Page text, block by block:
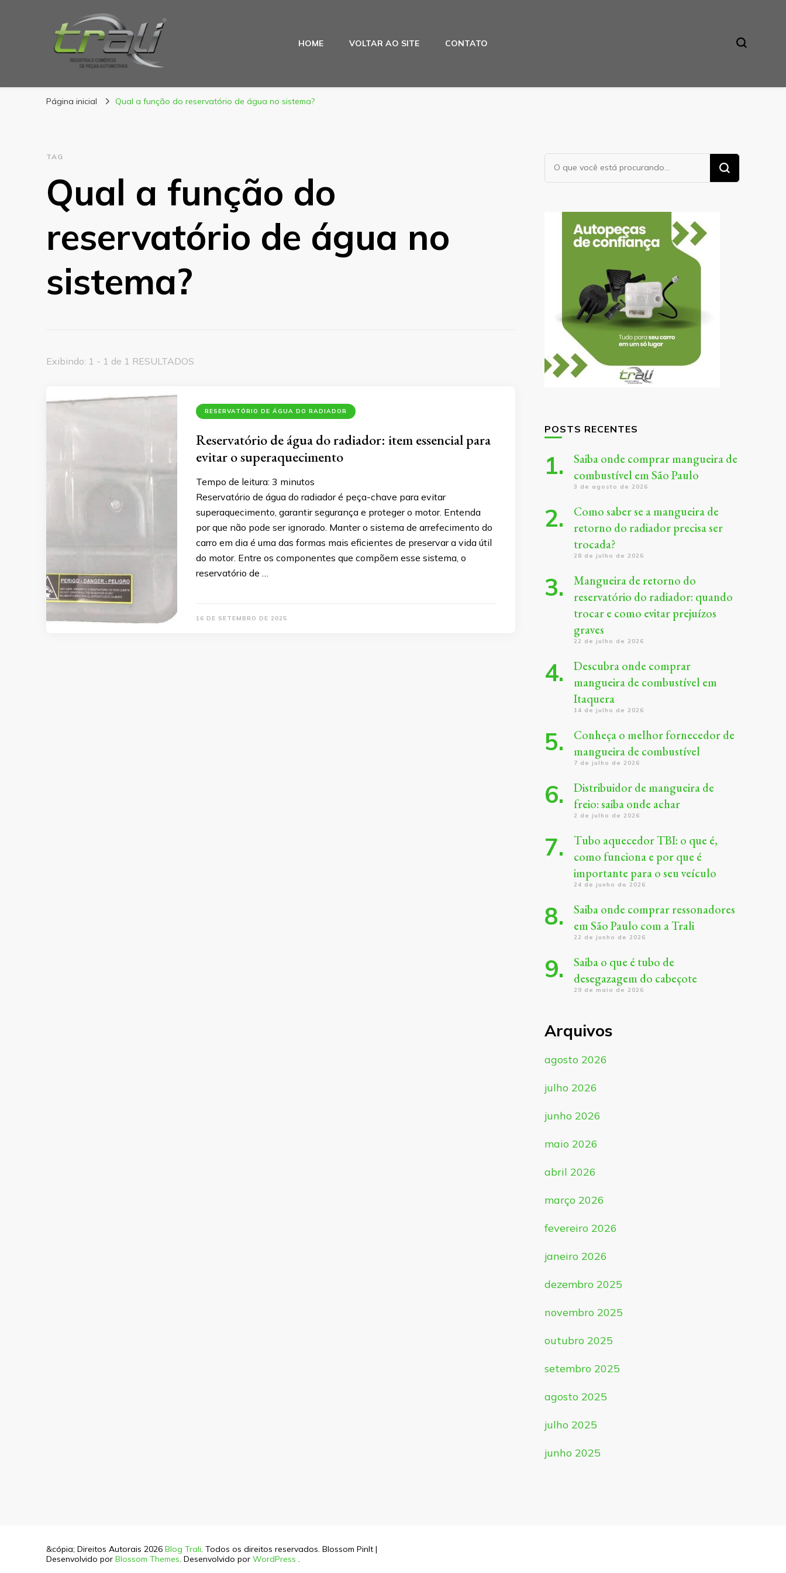
Blog Trali
Tudo sobre seu veículo!
HOME VOLTAR AO SITE CONTATO
Página inicial Qual a função do reservatório de água no sistema?
TAG
Qual a função do
reservatório de água no
sistema?
Exibindo: 1 - 1 de 1 RESULTADOS
RESERVATÓRIO DE ÁGUA DO RADIADOR
Reservatório de água do radiador: item essencial para
evitar o superaquecimento
Tempo de leitura: 3 minutos
Reservatório de água do radiador é peça-chave para evitar
superaquecimento, garantir segurança e proteger o motor. Entenda
por que não pode ser ignorado. Manter o sistema de arrefecimento do
carro em dia é uma das formas mais eficientes de preservar a vida útil
do motor. Entre os componentes que compõem esse sistema, o
reservatório de …
16 DE SETEMBRO DE 2025
Procurando
algo?
POSTS RECENTES
Saiba onde comprar mangueira de
combustível em São Paulo
3 de agosto de 2026
Como saber se a mangueira de
retorno do radiador precisa ser
trocada?
28 de julho de 2026
Mangueira de retorno do
reservatório do radiador: quando
trocar e como evitar prejuízos
graves
22 de julho de 2026
Descubra onde comprar
mangueira de combustível em
Itaquera
14 de julho de 2026
Conheça o melhor fornecedor de
mangueira de combustível
7 de julho de 2026
Distribuidor de mangueira de
freio: saiba onde achar
2 de julho de 2026
Tubo aquecedor TBI: o que é,
como funciona e por que é
importante para o seu veículo
24 de junho de 2026
Saiba onde comprar ressonadores
em São Paulo com a Trali
22 de junho de 2026
Saiba o que é tubo de
desegazagem do cabeçote
29 de maio de 2026
Arquivos
agosto 2026
julho 2026
junho 2026
maio 2026
abril 2026
março 2026
fevereiro 2026
janeiro 2026
dezembro 2025
novembro 2025
outubro 2025
setembro 2025
agosto 2025
julho 2025
junho 2025
&cópia; Direitos Autorais 2026 Blog Trali. Todos os direitos reservados. Blossom PinIt |
Desenvolvido por Blossom Themes. Desenvolvido por WordPress .